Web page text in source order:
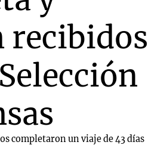
recibidos
completaron un viaje de 43 días